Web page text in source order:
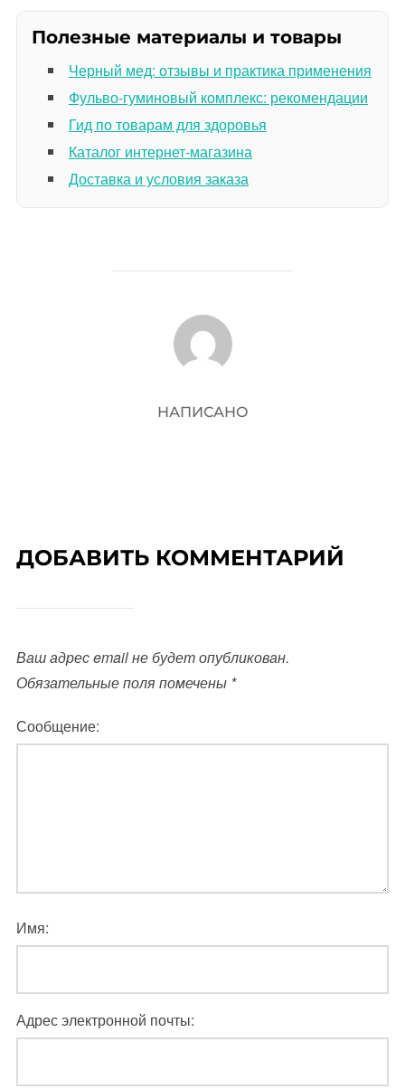
Полезные материалы и товары
Черный мед: отзывы и практика применения
Фульво-гуминовый комплекс: рекомендации
Гид по товарам для здоровья
Каталог интернет-магазина
Доставка и условия заказа
АВТОР ЗАПИСИ
НАПИСАНО
ДОБАВИТЬ КОММЕНТАРИЙ
Ваш адрес email не будет опубликован.
Обязательные поля помечены *
Сообщение:
Имя:
Адрес электронной почты: